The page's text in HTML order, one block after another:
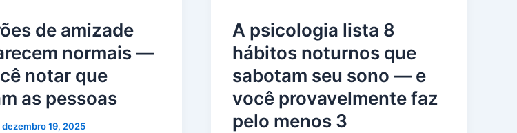
de amizade
normais —
notar que
as pessoas
dezembro 19, 2025
A psicologia lista 8
hábitos noturnos que
sabotam seu sono — e
você provavelmente faz
pelo menos 3